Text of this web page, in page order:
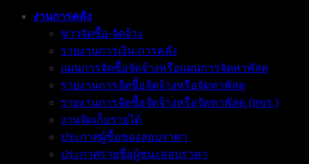
งานการคลัง
ข่าวจัดซื้อ-จัดจ้าง
รายงานการเงิน-การคลัง
แผนการจัดซื้อจัดจ้างหรือแผนการจัดหาพัสดุ
รายงานการจัดซื้อจัดจ้างหรือจัดหาพัสดุ
รายงานการจัดซื้อจัดจ้างหรือจัดหาพัสดุ (สขร.)
งานจัดเก็บรายได้
ประกาศผู้ซื้อซองสอบราคา
ประกาศรายชื่อผู้ชนะสอบราคา